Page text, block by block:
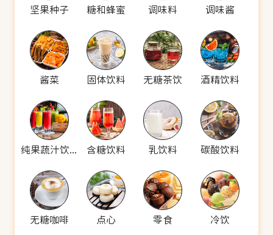
坚果种子 糖和蜂蜜 调味料 调味酱
酱菜 固体饮料 无糖茶饮 酒精饮料
纯果蔬汁饮料 含糖饮料 乳饮料 碳酸饮料
无糖咖啡 点心 零食 冷饮